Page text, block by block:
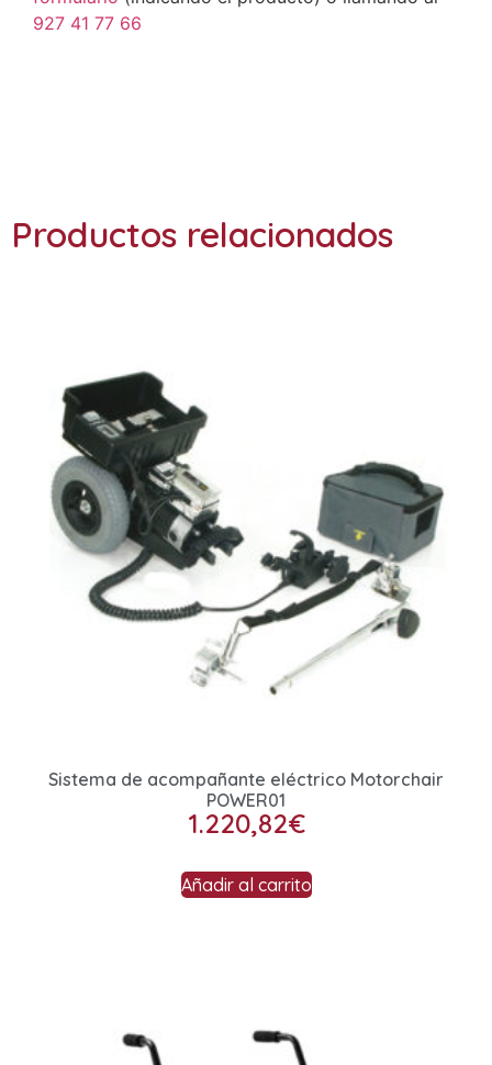
927 41 77 66
Productos relacionados
Sistema de acompañante eléctrico Motorchair
POWER01
1.220,82€
Añadir al carrito